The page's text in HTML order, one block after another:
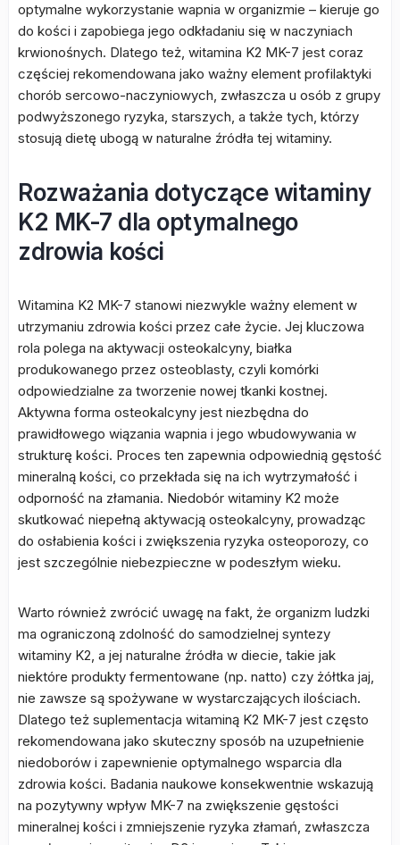
optymalne wykorzystanie wapnia w organizmie – kieruje go
do kości i zapobiega jego odkładaniu się w naczyniach
krwionośnych. Dlatego też, witamina K2 MK-7 jest coraz
częściej rekomendowana jako ważny element profilaktyki
chorób sercowo-naczyniowych, zwłaszcza u osób z grupy
podwyższonego ryzyka, starszych, a także tych, którzy
stosują dietę ubogą w naturalne źródła tej witaminy.
Rozważania dotyczące witaminy
K2 MK-7 dla optymalnego
zdrowia kości
Witamina K2 MK-7 stanowi niezwykle ważny element w
utrzymaniu zdrowia kości przez całe życie. Jej kluczowa
rola polega na aktywacji osteokalcyny, białka
produkowanego przez osteoblasty, czyli komórki
odpowiedzialne za tworzenie nowej tkanki kostnej.
Aktywna forma osteokalcyny jest niezbędna do
prawidłowego wiązania wapnia i jego wbudowywania w
strukturę kości. Proces ten zapewnia odpowiednią gęstość
mineralną kości, co przekłada się na ich wytrzymałość i
odporność na złamania. Niedobór witaminy K2 może
skutkować niepełną aktywacją osteokalcyny, prowadząc
do osłabienia kości i zwiększenia ryzyka osteoporozy, co
jest szczególnie niebezpieczne w podeszłym wieku.
Warto również zwrócić uwagę na fakt, że organizm ludzki
ma ograniczoną zdolność do samodzielnej syntezy
witaminy K2, a jej naturalne źródła w diecie, takie jak
niektóre produkty fermentowane (np. natto) czy żółtka jaj,
nie zawsze są spożywane w wystarczających ilościach.
Dlatego też suplementacja witaminą K2 MK-7 jest często
rekomendowana jako skuteczny sposób na uzupełnienie
niedoborów i zapewnienie optymalnego wsparcia dla
zdrowia kości. Badania naukowe konsekwentnie wskazują
na pozytywny wpływ MK-7 na zwiększenie gęstości
mineralnej kości i zmniejszenie ryzyka złamań, zwłaszcza